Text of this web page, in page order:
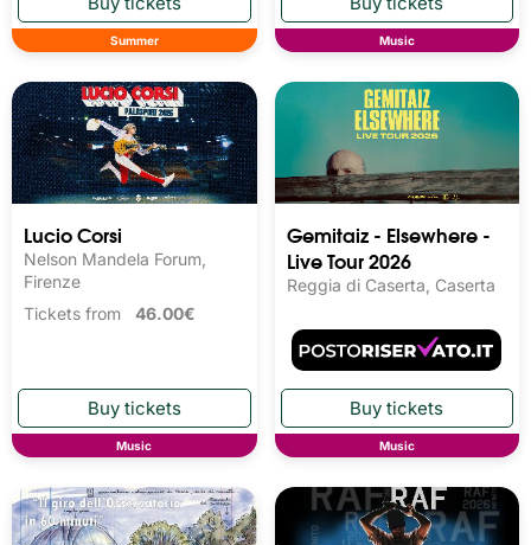
Summer Music
Lucio Corsi
Nelson Mandela Forum,
Firenze
Tickets from 46.00€
Music
Gemitaiz - Elsewhere -
Live Tour 2026
Reggia di Caserta, Caserta
Music